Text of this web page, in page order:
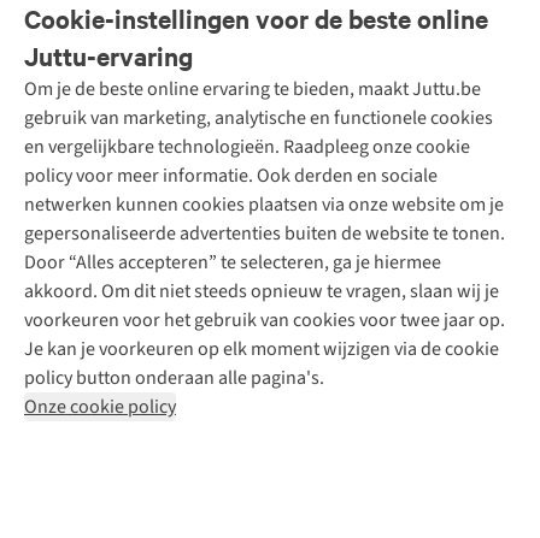
Cookie-instellingen voor de beste online
Juttu-ervaring
Om je de beste online ervaring te bieden, maakt Juttu.be
gebruik van marketing, analytische en functionele cookies
en vergelijkbare technologieën. Raadpleeg onze cookie
policy voor meer informatie. Ook derden en sociale
netwerken kunnen cookies plaatsen via onze website om je
gepersonaliseerde advertenties buiten de website te tonen.
Door “Alles accepteren” te selecteren, ga je hiermee
akkoord. Om dit niet steeds opnieuw te vragen, slaan wij je
voorkeuren voor het gebruik van cookies voor twee jaar op.
Je kan je voorkeuren op elk moment wijzigen via de cookie
policy button onderaan alle pagina's.
Onze cookie policy
Bestellen
Betalen
10% studentenkorting
Klarna - achteraf betalen
Levering
Retourneren
Bestelling herroepen
Garantie
Contact
Onze diensten
Tweedehands - ReJUsed
Kledingatelier
Personal shopping
Textielbox
Events / workshops
Juttu
Over ons
Juttu Friends
Inspiratie
Werken bij Juttu
Onze winkels
De wereld van Juttu
Verantwoord ondernemen
Toegankelijkheidsverklaring
Merken
Nathalie Vleeschouwer
Selected dames
HKLiving
Dickies
Sessùn
Strom
O My Bag
Revolution
Meld je aan voor de nieuwsbrief
Follow us